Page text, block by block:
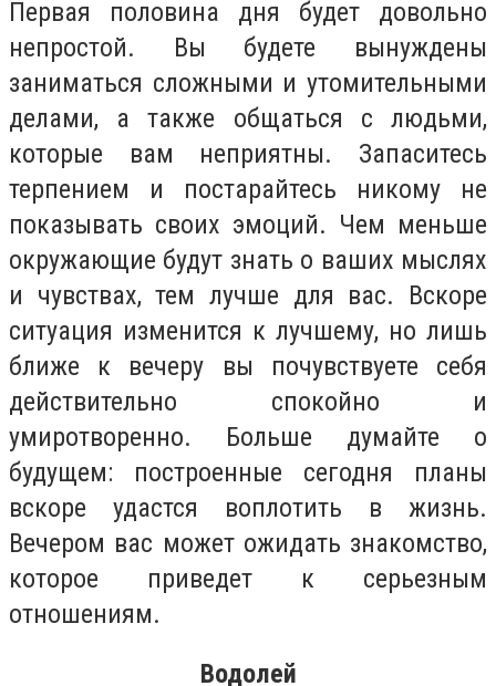
Первая половина дня будет довольно
непростой. Вы будете вынуждены
заниматься сложными и утомительными
делами, а также общаться с людьми,
которые вам неприятны. Запаситесь
терпением и постарайтесь никому не
показывать своих эмоций. Чем меньше
окружающие будут знать о ваших мыслях
и чувствах, тем лучше для вас. Вскоре
ситуация изменится к лучшему, но лишь
ближе к вечеру вы почувствуете себя
действительно спокойно и
умиротворенно. Больше думайте о
будущем: построенные сегодня планы
вскоре удастся воплотить в жизнь.
Вечером вас может ожидать знакомство,
которое приведет к серьезным
отношениям.
Водолей